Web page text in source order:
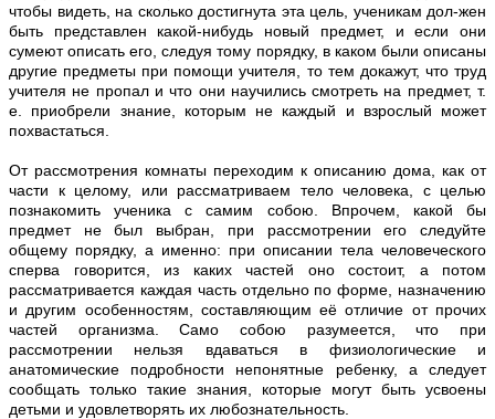
чтобы видеть, на сколько достигнута эта цель, ученикам дол-жен
быть представлен какой-нибудь новый предмет, и если они
сумеют описать его, следуя тому порядку, в каком были описаны
другие предметы при помощи учителя, то тем докажут, что труд
учителя не пропал и что они научились смотреть на предмет, т.
е. приобрели знание, которым не каждый и взрослый может
похвастаться.
От раcсмотрения комнаты переходим к описанию дома, как от
части к целому, или рассматриваем тело человека, с целью
познакомить ученика с самим собою. Впрочем, какой бы
предмет не был выбран, при рассмотрении его следуйте
общему порядку, а именно: при описании тела человеческого
сперва говорится, из каких частей оно состоит, а потом
рассматривается каждая часть отдельно по форме, назначению
и другим особенностям, составляющим её отличие от прочих
частей организма. Само собою разумеется, что при
рассмотрении нельзя вдаваться в физиологические и
анатомические подробности непонятные ребенку, а следует
сообщать только такие знания, которые могут быть усвоены
детьми и удовлетворять их любознательность.